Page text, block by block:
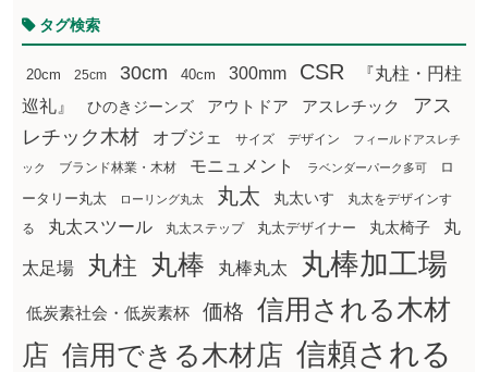
タグ検索
20cm 25cm 30cm 40cm 300mm CSR
『丸柱・円柱
巡礼』
ひのきジーンズ アウトドア アスレチック
アス
レチック木材
オブジェ サイズ デザイン フィールドアスレチ
ック ブランド林業・木材 モニュメント ラベンダーパーク多可
ロ
ータリー丸太
ローリング丸太 丸太 丸太いす
丸太をデザインす
る
丸太スツール 丸太ステップ 丸太デザイナー 丸太椅子 丸
太足場 丸柱 丸棒 丸棒丸太 丸棒加工場
低炭素社会・低炭素杯 価格
信用される木材
店 信用できる木材店 信頼される